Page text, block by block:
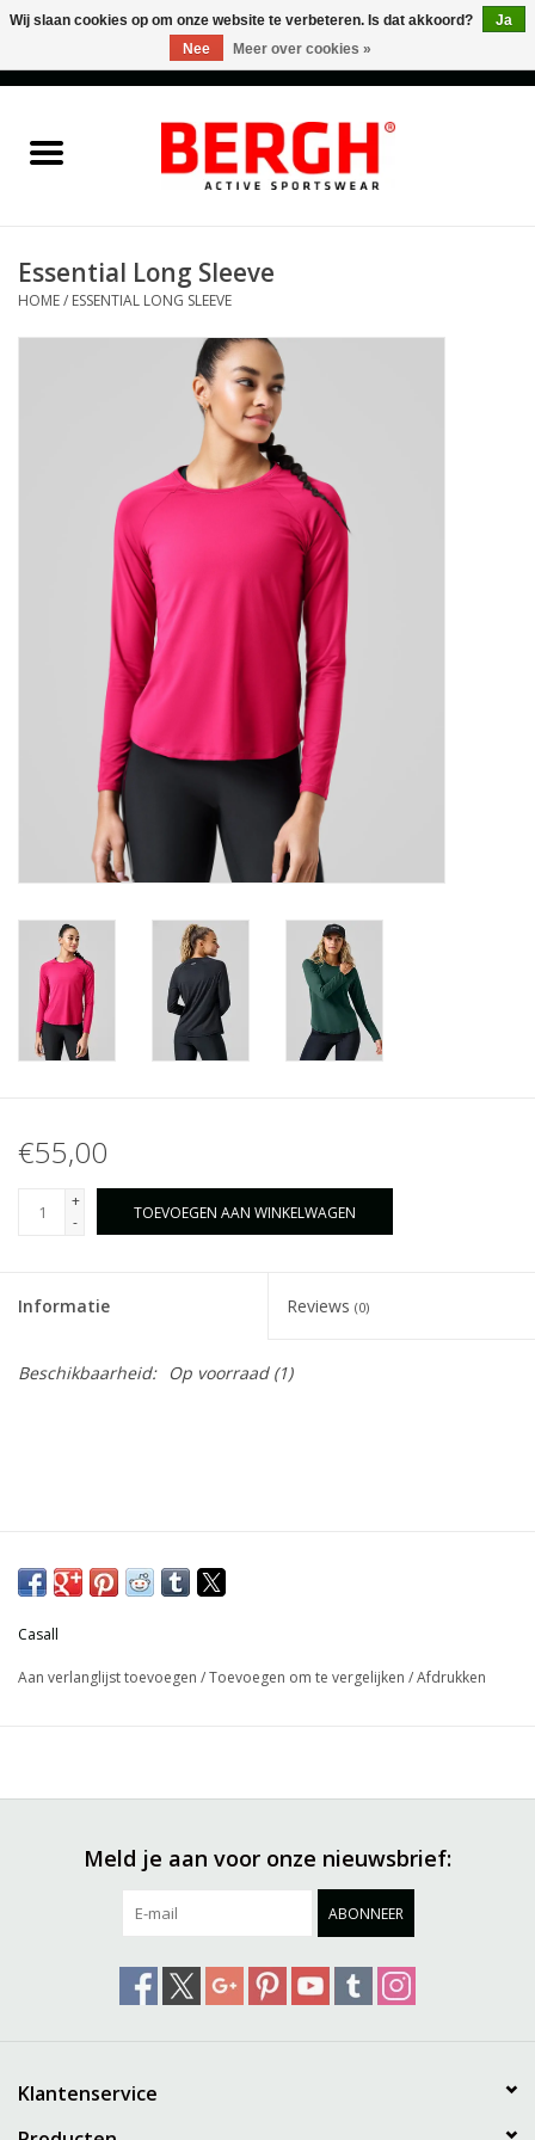
Essential Long Sleeve
HOME/ ESSENTIAL LONG SLEEVE
€55,00
+
-
TOEVOEGEN AAN WINKELWAGEN
Informatie Reviews (0)
Beschikbaarheid: Op voorraad(1)
Casall
Aan verlanglijst toevoegen /Toevoegen om te vergelijken /Afdrukken
Meld je aan voor onze nieuwsbrief:
ABONNEER
Klantenservice
Wij slaan cookies op om onze website te verbeteren. Is dat akkoord?
Ja
Nee
Meer over cookies »